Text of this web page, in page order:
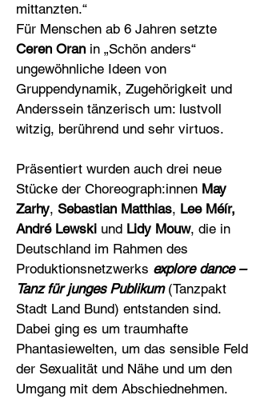
mittanzten.“
Für Menschen ab 6 Jahren setzte
Ceren Oran in „Schön anders“
ungewöhnliche Ideen von
Gruppendynamik, Zugehörigkeit und
Anderssein tänzerisch um: lustvoll
witzig, berührend und sehr virtuos.
Präsentiert wurden auch drei neue
Stücke der Choreograph:innen May
Zarhy, Sebas­tian Matthias, Lee Méír,
André Lewski und Lidy Mouw, die in
Deutschland im Rahmen des
Produktionsnetzwerks explore dance –
Tanz für junges Publikum(Tanzpakt
Stadt Land Bund) entstanden sind.
Dabei ging es um traumhafte
Phantasiewelten, um das sensible Feld
der Sexualität und Nähe und um den
Umgang mit dem Abschiednehmen.